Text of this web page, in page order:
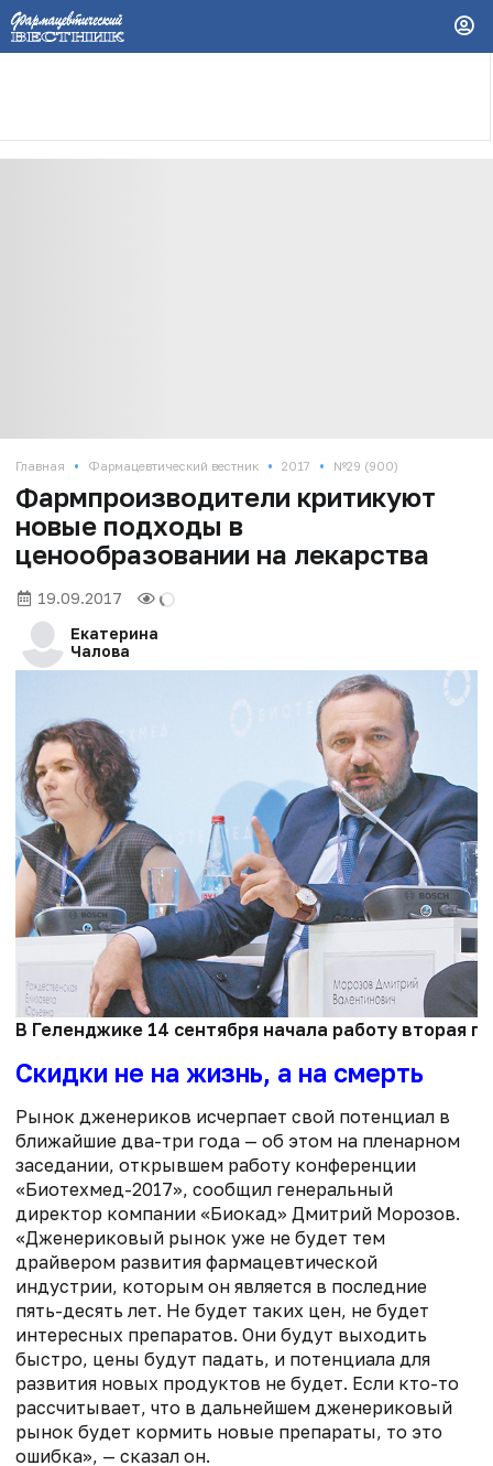
Главная • Фармацевтический вестник • 2017 • №29 (900)
Фармпроизводители критикуют
новые подходы в
ценообразовании на лекарства
19.09.2017
Екатерина
Чалова
В Геленджике 14 сентября начала работу
Скидки не на жизнь, а на смерть
Рынок дженериков исчерпает свой потенциал в
ближайшие два-три года — об этом на пленарном
заседании, открывшем работу конференции
«Биотехмед-2017», сообщил генеральный
директор компании «Биокад» Дмитрий Морозов.
«Дженериковый рынок уже не будет тем
драйвером развития фармацевтической
индустрии, которым он является в последние
пять-десять лет. Не будет таких цен, не будет
интересных препаратов. Они будут выходить
быстро, цены будут падать, и потенциала для
развития новых продуктов не будет. Если кто-то
рассчитывает, что в дальнейшем дженериковый
рынок будет кормить новые препараты, то это
ошибка», — сказал он.